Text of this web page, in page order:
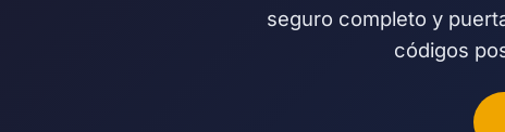
seguro completo y
códigos